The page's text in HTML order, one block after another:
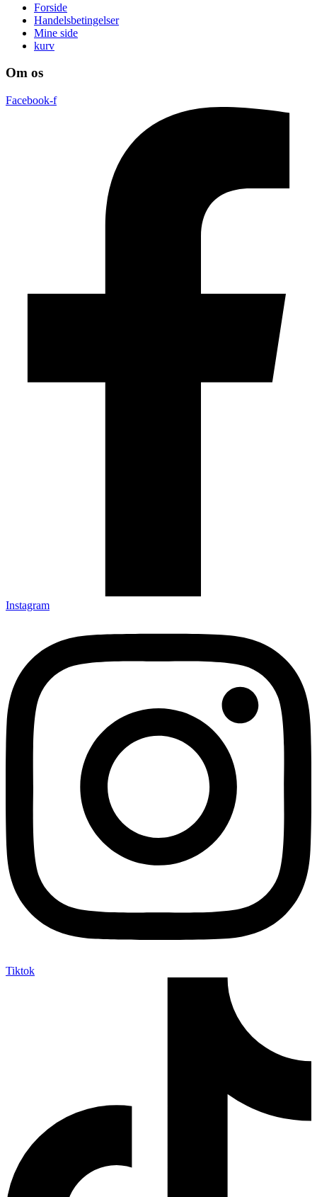
Forside
Handelsbetingelser
Mine side
kurv
Om os
Facebook-f
Instagram
Tiktok